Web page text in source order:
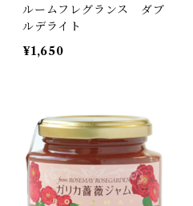
ルームフレグランス ダブ
ルデライト
¥1,650